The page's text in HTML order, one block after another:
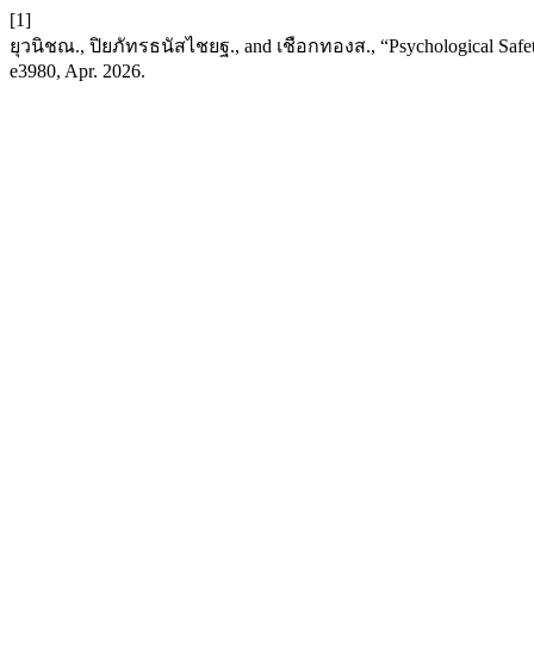
[1]
ยุวนิชณ., ปิยภัทรธนัสไชยฐ., and เชือกทองส., “Psychological
e3980, Apr. 2026.